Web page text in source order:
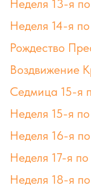
Неделя 13-я
Неделя 14-я
Рождество
Воздвижение
Седмица 15-я
Неделя 15-я
Неделя 16-я
Неделя 17-я
Неделя 18-я